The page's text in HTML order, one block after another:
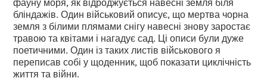
бліндажів. Один військовий описує, що мертва чорна
земля з білими плямами снігу навесні знову заростає
травою та квітами і нагадує сад. Ці описи були дуже
поетичними. Один із таких листів військового я
переписав собі у щоденник, щоб показати циклічність
життя та війни.